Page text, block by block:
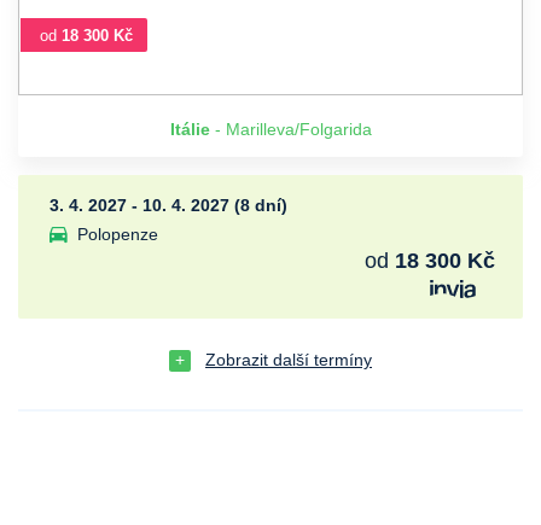
od 18 300 Kč
Itálie- Marilleva/Folgarida
3. 4. 2027 - 10. 4. 2027 (8 dní)
Polopenze
od 18 300 Kč
Zobrazit další termíny